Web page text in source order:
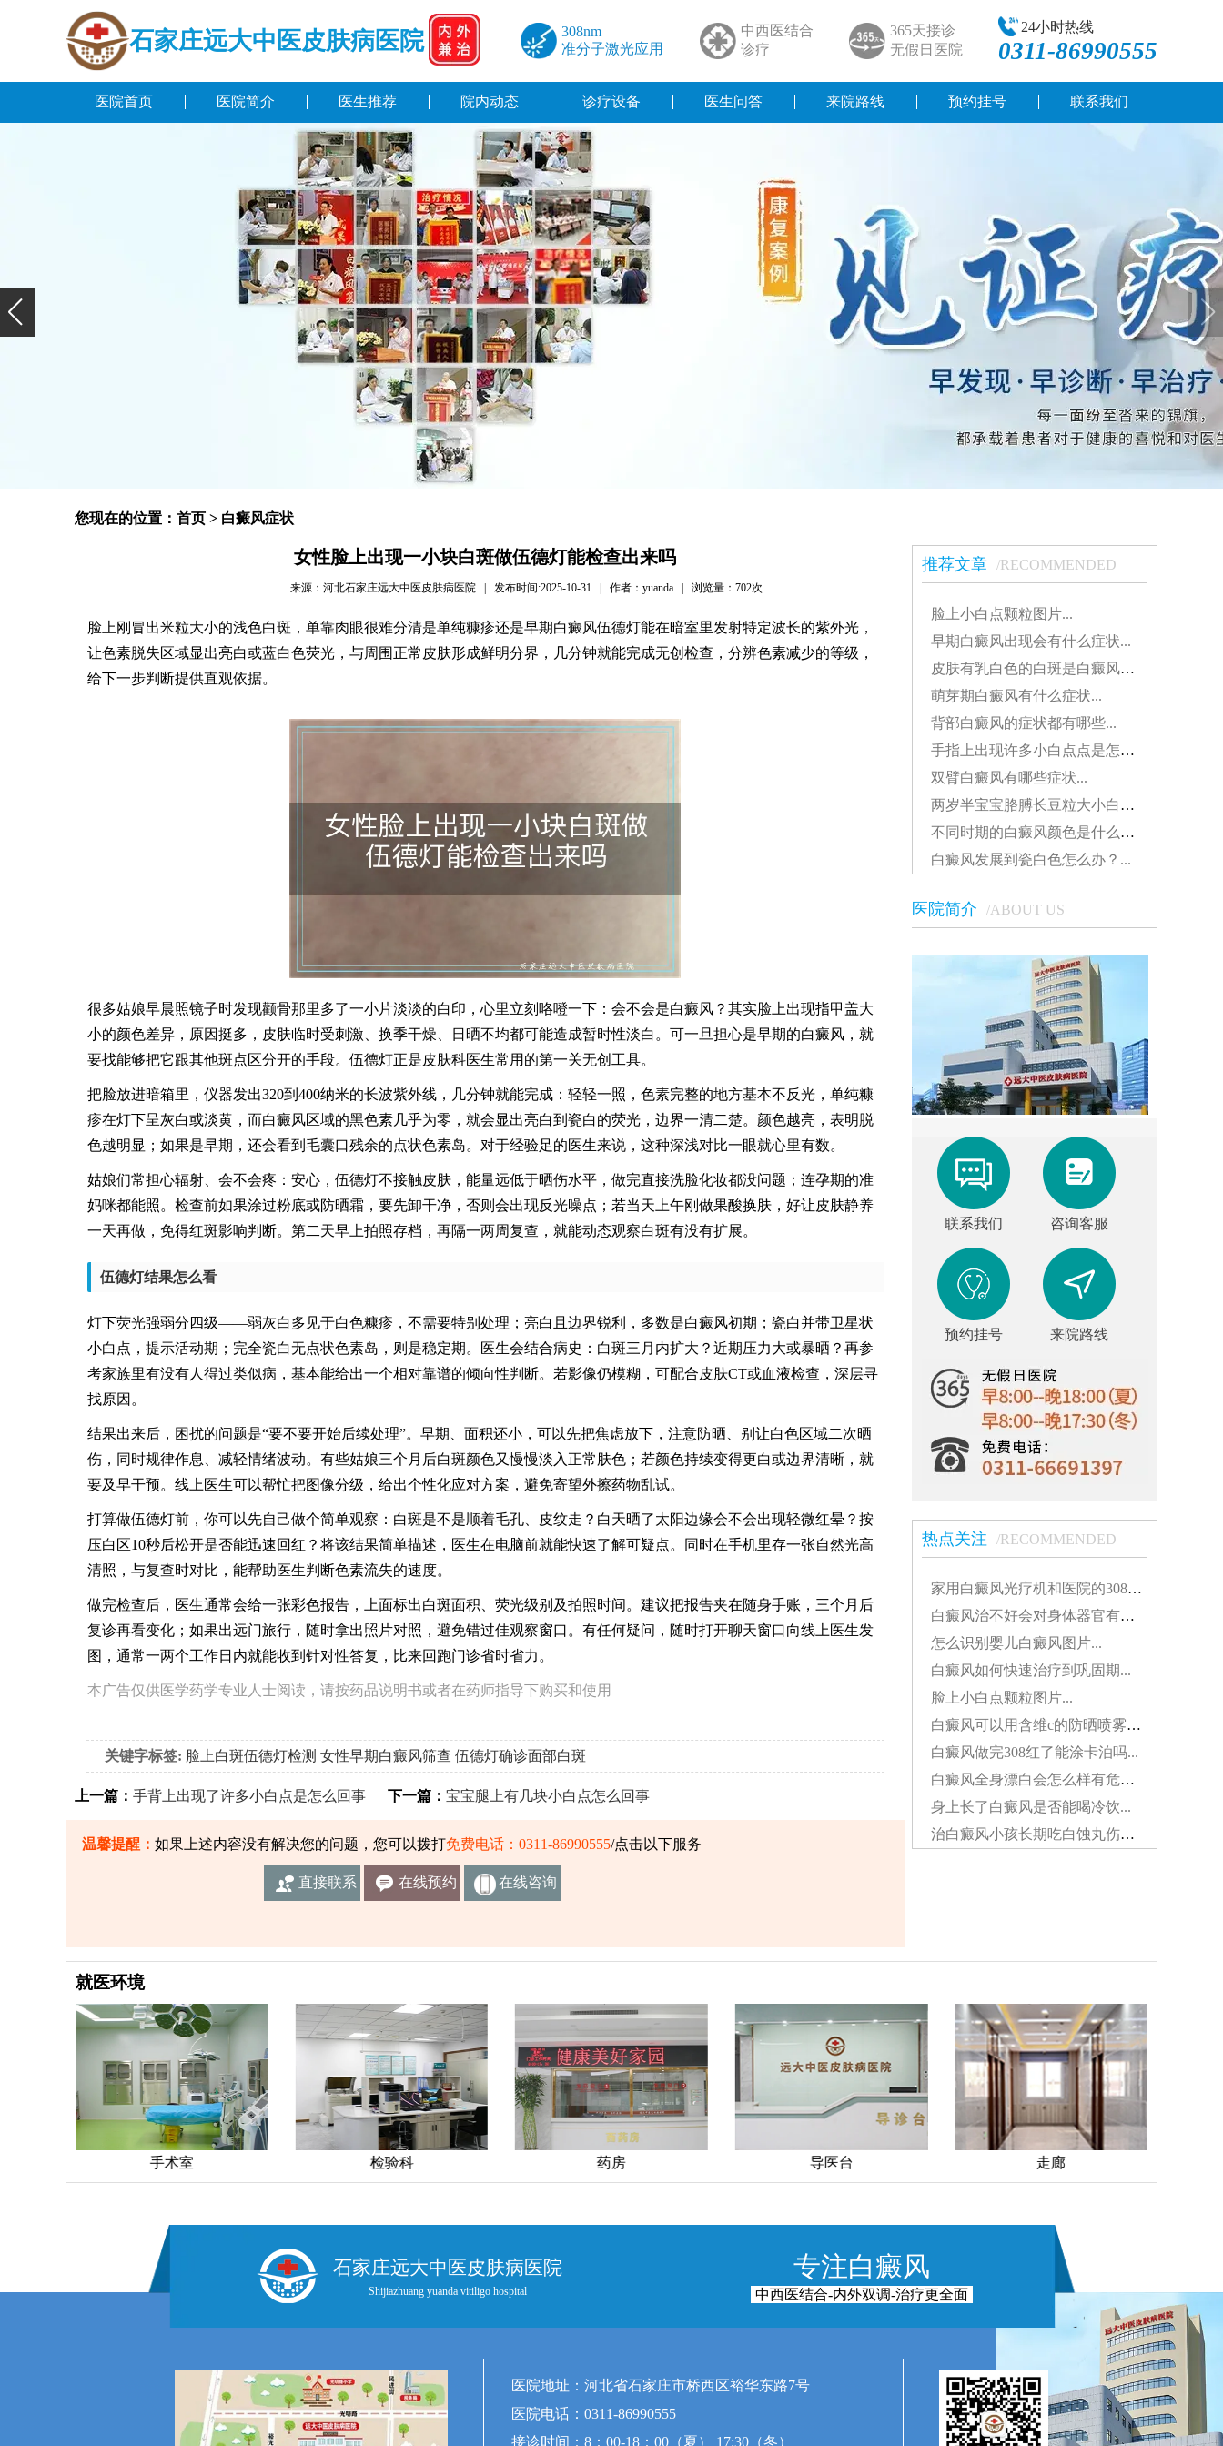
石家庄远大中医皮肤病医院
308nm
准分子激光应用
中西医结合
诊疗
365天接诊
无假日医院
24小时热线
0311-86990555
医院首页 医院简介 医生推荐 院内动态 诊疗设备 医生问答 来院路线 预约挂号 联系我们
您现在的位置： 首页 > 白癜风症状
女性脸上出现一小块白斑做伍德灯能检查出来吗
来源：河北石家庄远大中医皮肤病医院 | 发布时间:2025-10-31 | 作者：yuanda | 浏览量： 702次
脸上刚冒出米粒大小的浅色白斑，单靠肉眼很难分清是单纯糠疹还是早期白癜风伍德灯能在暗室里发射特定波长的紫外光，
让色素脱失区域显出亮白或蓝白色荧光，与周围正常皮肤形成鲜明分界，几分钟就能完成无创检查，分辨色素减少的等级，
给下一步判断提供直观依据。
很多姑娘早晨照镜子时发现颧骨那里多了一小片淡淡的白印，心里立刻咯噔一下：会不会是白癜风？其实脸上出现指甲盖大
小的颜色差异，原因挺多，皮肤临时受刺激、换季干燥、日晒不均都可能造成暂时性淡白。可一旦担心是早期的白癜风，就
要找能够把它跟其他斑点区分开的手段。伍德灯正是皮肤科医生常用的第一关无创工具。
把脸放进暗箱里，仪器发出320到400纳米的长波紫外线，几分钟就能完成：轻轻一照，色素完整的地方基本不反光，单纯糠
疹在灯下呈灰白或淡黄，而白癜风区域的黑色素几乎为零，就会显出亮白到瓷白的荧光，边界一清二楚。颜色越亮，表明脱
色越明显；如果是早期，还会看到毛囊口残余的点状色素岛。对于经验足的医生来说，这种深浅对比一眼就心里有数。
姑娘们常担心辐射、会不会疼：安心，伍德灯不接触皮肤，能量远低于晒伤水平，做完直接洗脸化妆都没问题；连孕期的准
妈咪都能照。检查前如果涂过粉底或防晒霜，要先卸干净，否则会出现反光噪点；若当天上午刚做果酸换肤，好让皮肤静养
一天再做，免得红斑影响判断。第二天早上拍照存档，再隔一两周复查，就能动态观察白斑有没有扩展。
伍德灯结果怎么看
灯下荧光强弱分四级——弱灰白多见于白色糠疹，不需要特别处理；亮白且边界锐利，多数是白癜风初期；瓷白并带卫星状
小白点，提示活动期；完全瓷白无点状色素岛，则是稳定期。医生会结合病史：白斑三月内扩大？近期压力大或暴晒？再参
考家族里有没有人得过类似病，基本能给出一个相对靠谱的倾向性判断。若影像仍模糊，可配合皮肤CT或血液检查，深层寻
找原因。
结果出来后，困扰的问题是“要不要开始后续处理”。早期、面积还小，可以先把焦虑放下，注意防晒、别让白色区域二次晒
伤，同时规律作息、减轻情绪波动。有些姑娘三个月后白斑颜色又慢慢淡入正常肤色；若颜色持续变得更白或边界清晰，就
要及早干预。线上医生可以帮忙把图像分级，给出个性化应对方案，避免寄望外擦药物乱试。
打算做伍德灯前，你可以先自己做个简单观察：白斑是不是顺着毛孔、皮纹走？白天晒了太阳边缘会不会出现轻微红晕？按
压白区10秒后松开是否能迅速回红？将该结果简单描述，医生在电脑前就能快速了解可疑点。同时在手机里存一张自然光高
清照，与复查时对比，能帮助医生判断色素流失的速度。
做完检查后，医生通常会给一张彩色报告，上面标出白斑面积、荧光级别及拍照时间。建议把报告夹在随身手账，三个月后
复诊再看变化；如果出远门旅行，随时拿出照片对照，避免错过佳观察窗口。有任何疑问，随时打开聊天窗口向线上医生发
图，通常一两个工作日内就能收到针对性答复，比来回跑门诊省时省力。
本广告仅供医学药学专业人士阅读，请按药品说明书或者在药师指导下购买和使用
关键字标签: 脸上白斑伍德灯检测 女性早期白癜风筛查 伍德灯确诊面部白斑
上一篇： 手背上出现了许多小白点是怎么回事 下一篇： 宝宝腿上有几块小白点怎么回事
温馨提醒：如果上述内容没有解决您的问题，您可以拨打免费电话：0311-86990555/点击以下服务
直接联系 在线预约 在线咨询
推荐文章 /RECOMMENDED
脸上小白点颗粒图片...
早期白癜风出现会有什么症状...
皮肤有乳白色的白斑是白癜风吗？...
萌芽期白癜风有什么症状...
背部白癜风的症状都有哪些...
手指上出现许多小白点点是怎么了...
双臂白癜风有哪些症状...
两岁半宝宝胳膊长豆粒大小白斑是怎么了...
不同时期的白癜风颜色是什么样的...
白癜风发展到瓷白色怎么办？...
医院简介 /ABOUT US
联系我们 咨询客服
预约挂号 来院路线
热点关注 /RECOMMENDED
家用白癜风光疗机和医院的308有什么不同...
白癜风治不好会对身体器官有影响吗...
怎么识别婴儿白癜风图片...
白癜风如何快速治疗到巩固期...
脸上小白点颗粒图片...
白癜风可以用含维c的防晒喷雾吗...
白癜风做完308红了能涂卡泊吗...
白癜风全身漂白会怎么样有危害吗...
身上长了白癜风是否能喝冷饮...
治白癜风小孩长期吃白蚀丸伤肝吗...
就医环境
手术室 检验科 药房 导医台 走廊
石家庄远大中医皮肤病医院
Shijiazhuang yuanda vitiligo hospital
专注白癜风
中西医结合-内外双调-治疗更全面
医院地址：河北省石家庄市桥西区裕华东路7号
医院电话：0311-86990555
接诊时间：8：00-18：00（夏） 17:30（冬）